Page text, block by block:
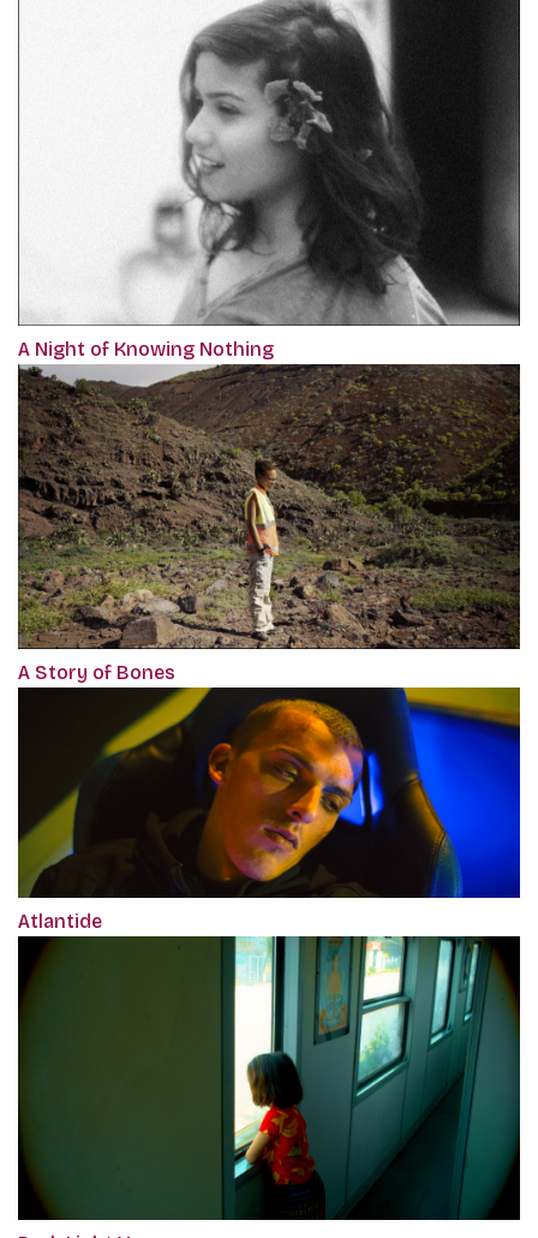
A Night of Knowing Nothing
A Story of Bones
Atlantide